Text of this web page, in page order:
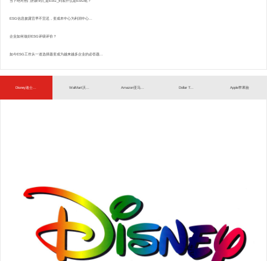
ESG信息披露宜早不宜迟，变成本中心为利润中心...
企业如何做好ESG评级评价？
如今ESG工作从一道选择题变成为越来越多企业的必答题...
Disney迪士... WalMart沃... Amazon亚马... Dollar T... Apple苹果验